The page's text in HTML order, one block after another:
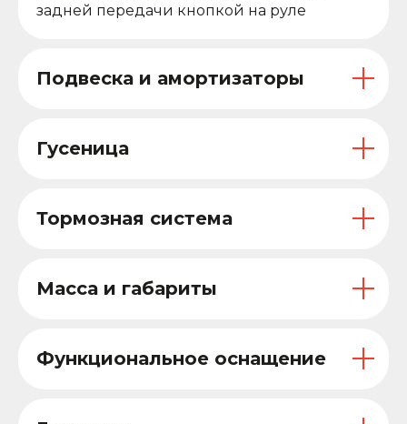
задней передачи кнопкой на руле
Подвеска и амортизаторы
Гусеница
Тормозная система
Масса и габариты
Функциональное оснащение